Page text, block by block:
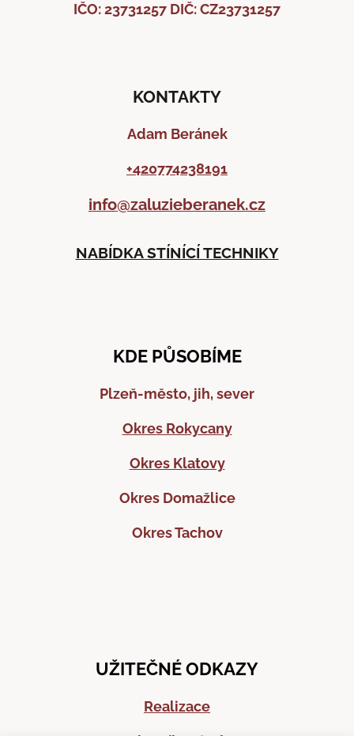
IČO: 23731257 DIČ: CZ23731257
KONTAKTY
Adam Beránek
+420774238191
info@zaluzieberanek.cz
NABÍDKA STÍNÍCÍ TECHNIKY
KDE PŮSOBÍME
Plzeň-město, jih, sever
Okres Rokycany
Okres Klatovy
Okres Domažlice
Okres Tachov
UŽITEČNÉ ODKAZY
Realizace